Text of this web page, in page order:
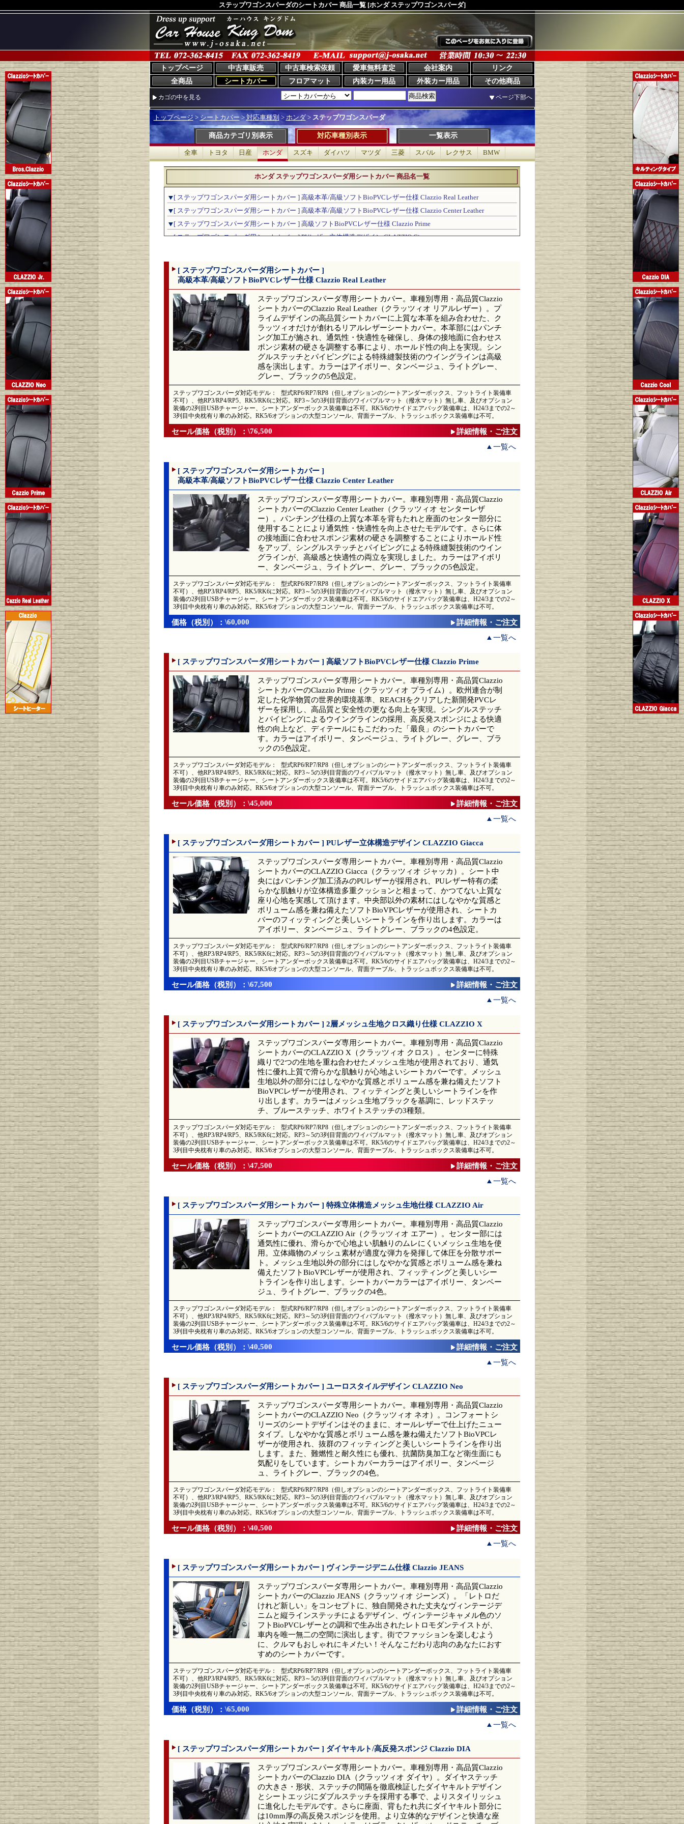
トップページ
シートカバー
フロアマット 内装カー用品 外装カー用品 その他商品
全商品
中古車販売 中古車検索依頼 愛車無料査定 会社案内 リンク
カゴの中を見る ページ下部へ
トップページ > シートカバー > 対応車種別 > ホンダ> ステップワゴンスパーダ
商品カテゴリ別表示 対応車種別表示 一覧表示
全車 トヨタ 日産 ホンダ スズキ ダイハツ マツダ 三菱 スバル レクサス BMW
ステップワゴンスパーダのシートカバー 商品一覧[ホンダ ステップワゴンスパーダ]
ホンダ ステップワゴンスパーダ用シートカバー 商品名一覧
[ ステップワゴンスパーダ用シートカバー ] 高級本革/高級ソフトBioPVCレザー仕様 Clazzio Real Leather
[ ステップワゴンスパーダ用シートカバー ] 高級本革/高級ソフトBioPVCレザー仕様 Clazzio Center Leather
[ ステップワゴンスパーダ用シートカバー ] 高級ソフトBioPVCレザー仕様 Clazzio Prime
[ ステップワゴンスパーダ用シートカバー ] PUレザー立体構造デザイン CLAZZIO Giacca
[ ステップワゴンスパーダ用シートカバー ] ユーロスタイルデザイン CLAZZIO Neo
[ ステップワゴンスパーダ用シートカバー ] ヴィンテージデニム仕様 Clazzio JEANS
[ ステップワゴンスパーダ用シートカバー ] ダイヤキルト/高反発スポンジ Clazzio DIA
[ ステップワゴンスパーダ用シートカバー ] ダイヤキルトデザイン Clazzio キルティングタイプ
[ ステップワゴンスパーダ用シートカバー ] スタイリッシュ縦ライン Clazzio L
[ ステップワゴンスパーダ用シートカバー ] ソフトライン/センターパンチング仕様 CLAZZIO Jr.
[ ステップワゴンスパーダ用シートカバー ]
高級本革/高級ソフトBioPVCレザー仕様 Clazzio Real Leather
ステップワゴンスパーダ専用シートカバー。車種別専用・高品質Clazzio
シートカバーのClazzio Real Leather（クラッツィオ リアルレザー）。プ
ライムデザインの高品質シートカバーに上質な本革を組み合わせた、ク
ラッツィオだけが創れるリアルレザーシートカバー。本革部にはパンチ
ング加工が施され、通気性・快適性を確保し、身体の接地面に合わせス
ポンジ素材の硬さを調整する事により、ホールド性の向上を実現。シン
グルステッチとパイピングによる特殊縫製技術のウイングラインは高級
感を演出します。カラーはアイボリー、タンベージュ、ライトグレー、
グレー、ブラックの5色設定。
ステップワゴンスパーダ対応モデル：
型式RP6/RP7/RP8（但しオプションのシートアンダーボックス、フットライト装備車
不可）、他RP3/RP4/RP5、RK5/RK6に対応。RP3～5の3列目背面のワイパブルマット（撥水マット）無し車、及びオプション
装備の2列目USBチャージャー、シートアンダーボックス装備車は不可。RK5/6のサイドエアバッグ装備車は、H24/3までの2～
3列目中央枕有り車のみ対応。RK5/6オプションの大型コンソール、背面テーブル、トラッシュボックス装備車は不可。
セール価格（税別）： \76,500 詳細情報・ご注文
一覧へ
[ ステップワゴンスパーダ用シートカバー ]
高級本革/高級ソフトBioPVCレザー仕様 Clazzio Center Leather
ステップワゴンスパーダ専用シートカバー。車種別専用・高品質Clazzio
シートカバーのClazzio Center Leather（クラッツィオ センターレザ
ー）。パンチング仕様の上質な本革を背もたれと座面のセンター部分に
使用することにより通気性・快適性を向上させたモデルです。さらに体
の接地面に合わせスポンジ素材の硬さを調整することによりホールド性
をアップ、シングルステッチとパイピングによる特殊縫製技術のウイン
グラインが、高級感と快適性の両立を実現しました。カラーはアイボリ
ー、タンベージュ、ライトグレー、グレー、ブラックの5色設定。
ステップワゴンスパーダ対応モデル：
型式RP6/RP7/RP8（但しオプションのシートアンダーボックス、フットライト装備車
不可）、他RP3/RP4/RP5、RK5/RK6に対応。RP3～5の3列目背面のワイパブルマット（撥水マット）無し車、及びオプション
装備の2列目USBチャージャー、シートアンダーボックス装備車は不可。RK5/6のサイドエアバッグ装備車は、H24/3までの2～
3列目中央枕有り車のみ対応。RK5/6オプションの大型コンソール、背面テーブル、トラッシュボックス装備車は不可。
価格（税別）： \60,000 詳細情報・ご注文
一覧へ
[ ステップワゴンスパーダ用シートカバー ] 高級ソフトBioPVCレザー仕様 Clazzio Prime
ステップワゴンスパーダ専用シートカバー。車種別専用・高品質Clazzio
シートカバーのClazzio Prime（クラッツィオ プライム）。欧州連合が制
定した化学物質の世界的環境基準、REACHをクリアした新開発PVCレ
ザーを採用し、高品質と安全性の更なる向上を実現。シングルステッチ
とパイピングによるウイングラインの採用、高反発スポンジによる快適
性の向上など、ディテールにもこだわった「最良」のシートカバーで
す。カラーはアイボリー、タンベージュ、ライトグレー、グレー、ブラ
ックの5色設定。
ステップワゴンスパーダ対応モデル：
型式RP6/RP7/RP8（但しオプションのシートアンダーボックス、フットライト装備車
不可）、他RP3/RP4/RP5、RK5/RK6に対応。RP3～5の3列目背面のワイパブルマット（撥水マット）無し車、及びオプション
装備の2列目USBチャージャー、シートアンダーボックス装備車は不可。RK5/6のサイドエアバッグ装備車は、H24/3までの2～
3列目中央枕有り車のみ対応。RK5/6オプションの大型コンソール、背面テーブル、トラッシュボックス装備車は不可。
セール価格（税別）： \45,000 詳細情報・ご注文
一覧へ
[ ステップワゴンスパーダ用シートカバー ] PUレザー立体構造デザイン CLAZZIO Giacca
ステップワゴンスパーダ専用シートカバー。車種別専用・高品質Clazzio
シートカバーのCLAZZIO Giacca（クラッツィオ ジャッカ）。シート中
央にはパンチング加工済みのPUレザーが採用され、PUレザー特有の柔
らかな肌触りが立体構造多重クッションと相まって、かつてない上質な
座り心地を実感して頂けます。中央部以外の素材にはしなやかな質感と
ボリューム感を兼ね備えたソフトBioVPCレザーが使用され、シートカ
バーのフィッティングと美しいシートラインを作り出します。カラーは
アイボリー、タンベージュ、ライトグレー、ブラックの4色設定。
ステップワゴンスパーダ対応モデル：
型式RP6/RP7/RP8（但しオプションのシートアンダーボックス、フットライト装備車
不可）、他RP3/RP4/RP5、RK5/RK6に対応。RP3～5の3列目背面のワイパブルマット（撥水マット）無し車、及びオプション
装備の2列目USBチャージャー、シートアンダーボックス装備車は不可。RK5/6のサイドエアバッグ装備車は、H24/3までの2～
3列目中央枕有り車のみ対応。RK5/6オプションの大型コンソール、背面テーブル、トラッシュボックス装備車は不可。
セール価格（税別）： \67,500 詳細情報・ご注文
一覧へ
[ ステップワゴンスパーダ用シートカバー ] 2層メッシュ生地クロス織り仕様 CLAZZIO X
ステップワゴンスパーダ専用シートカバー。車種別専用・高品質Clazzio
シートカバーのCLAZZIO X（クラッツィオ クロス）。センターに特殊
織りで2つの生地を重ね合わせたメッシュ生地が使用されており、通気
性に優れ上質で滑らかな肌触りが心地よいシートカバーです。メッシュ
生地以外の部分にはしなやかな質感とボリューム感を兼ね備えたソフト
BioVPCレザーが使用され、フィッティングと美しいシートラインを作
り出します。カラーはメッシュ生地ブラックを基調に、レッドステッ
チ、ブルーステッチ、ホワイトステッチの3種類。
ステップワゴンスパーダ対応モデル：
型式RP6/RP7/RP8（但しオプションのシートアンダーボックス、フットライト装備車
不可）、他RP3/RP4/RP5、RK5/RK6に対応。RP3～5の3列目背面のワイパブルマット（撥水マット）無し車、及びオプション
装備の2列目USBチャージャー、シートアンダーボックス装備車は不可。RK5/6のサイドエアバッグ装備車は、H24/3までの2～
3列目中央枕有り車のみ対応。RK5/6オプションの大型コンソール、背面テーブル、トラッシュボックス装備車は不可。
セール価格（税別）： \47,500 詳細情報・ご注文
一覧へ
[ ステップワゴンスパーダ用シートカバー ] 特殊立体構造メッシュ生地仕様 CLAZZIO Air
ステップワゴンスパーダ専用シートカバー。車種別専用・高品質Clazzio
シートカバーのCLAZZIO Air（クラッツィオ エアー）。センター部には
通気性に優れ、滑らかで心地よい肌触りのムレにくいメッシュ生地を使
用。立体織物のメッシュ素材が適度な弾力を発揮して体圧を分散サポー
ト。メッシュ生地以外の部分にはしなやかな質感とボリューム感を兼ね
備えたソフトBioVPCレザーが使用され、フィッティングと美しいシー
トラインを作り出します。シートカバーカラーはアイボリー、タンベー
ジュ、ライトグレー、ブラックの4色。
ステップワゴンスパーダ対応モデル：
型式RP6/RP7/RP8（但しオプションのシートアンダーボックス、フットライト装備車
不可）、他RP3/RP4/RP5、RK5/RK6に対応。RP3～5の3列目背面のワイパブルマット（撥水マット）無し車、及びオプション
装備の2列目USBチャージャー、シートアンダーボックス装備車は不可。RK5/6のサイドエアバッグ装備車は、H24/3までの2～
3列目中央枕有り車のみ対応。RK5/6オプションの大型コンソール、背面テーブル、トラッシュボックス装備車は不可。
セール価格（税別）： \40,500 詳細情報・ご注文
一覧へ
[ ステップワゴンスパーダ用シートカバー ] ユーロスタイルデザイン CLAZZIO Neo
ステップワゴンスパーダ専用シートカバー。車種別専用・高品質Clazzio
シートカバーのCLAZZIO Neo（クラッツィオ ネオ）。コンフォートシ
リーズのシートデザインはそのままに、オールレザーで仕上げたニュー
タイプ。しなやかな質感とボリューム感を兼ね備えたソフトBioVPCレ
ザーが使用され、抜群のフィッティングと美しいシートラインを作り出
します。また、難燃性と耐久性にも優れ、抗菌防臭加工など衛生面にも
気配りをしています。シートカバーカラーはアイボリー、タンベージ
ュ、ライトグレー、ブラックの4色。
ステップワゴンスパーダ対応モデル：
型式RP6/RP7/RP8（但しオプションのシートアンダーボックス、フットライト装備車
不可）、他RP3/RP4/RP5、RK5/RK6に対応。RP3～5の3列目背面のワイパブルマット（撥水マット）無し車、及びオプション
装備の2列目USBチャージャー、シートアンダーボックス装備車は不可。RK5/6のサイドエアバッグ装備車は、H24/3までの2～
3列目中央枕有り車のみ対応。RK5/6オプションの大型コンソール、背面テーブル、トラッシュボックス装備車は不可。
セール価格（税別）： \40,500 詳細情報・ご注文
一覧へ
[ ステップワゴンスパーダ用シートカバー ] ヴィンテージデニム仕様 Clazzio JEANS
ステップワゴンスパーダ専用シートカバー。車種別専用・高品質Clazzio
シートカバーのClazzio JEANS（クラッツィオ ジーンズ）。「レトロだ
けれど新しい」をコンセプトに、独自開発された丈夫なヴィンテージデ
ニムと縦ラインステッチによるデザイン、ヴィンテージキャメル色のソ
フトBioPVCレザーとの調和で生み出されたレトロモダンテイストが、
車内を唯一無二の空間に演出します。街でファッションを楽しむよう
に、クルマもおしゃれにキメたい！そんなこだわり志向のあなたにおす
すめのシートカバーです。
ステップワゴンスパーダ対応モデル：
型式RP6/RP7/RP8（但しオプションのシートアンダーボックス、フットライト装備車
不可）、他RP3/RP4/RP5、RK5/RK6に対応。RP3～5の3列目背面のワイパブルマット（撥水マット）無し車、及びオプション
装備の2列目USBチャージャー、シートアンダーボックス装備車は不可。RK5/6のサイドエアバッグ装備車は、H24/3までの2～
3列目中央枕有り車のみ対応。RK5/6オプションの大型コンソール、背面テーブル、トラッシュボックス装備車は不可。
価格（税別）： \65,000 詳細情報・ご注文
一覧へ
[ ステップワゴンスパーダ用シートカバー ] ダイヤキルト/高反発スポンジ Clazzio DIA
ステップワゴンスパーダ専用シートカバー。車種別専用・高品質Clazzio
シートカバーのClazzio DIA（クラッツィオ ダイヤ）。ダイヤステッチ
の大きさ・形状、ステッチの間隔を徹底検証したダイヤキルトデザイン
とシートエッジにダブルステッチを採用する事で、よりスタイリッシュ
に進化したモデルです。さらに座面、背もたれ共にダイヤキルト部分に
は10mm厚の高反発スポンジを使用。より立体的なデザインと快適な座